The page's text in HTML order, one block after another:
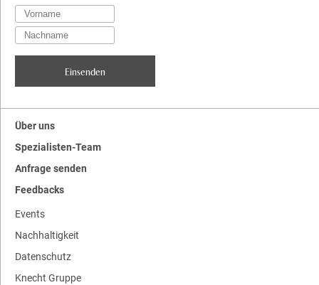
Über uns
Spezialisten-Team
Anfrage senden
Feedbacks
Events
Nachhaltigkeit
Datenschutz
Knecht Gruppe